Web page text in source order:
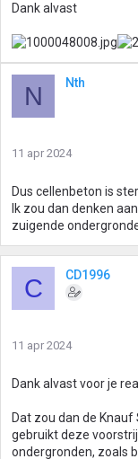
Dank alvast
N Nth
11 apr 2024
Dus cellenbeton is
Ik zou dan denken
zuigende
C CD1996
11 apr 2024
Dank alvast voor je
Dat zou dan de
gebruikt deze
ondergronden, zoals